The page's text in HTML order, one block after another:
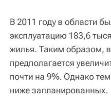
В 2011 году в области
эксплуатацию 183,6
жилья. Таким образом,
предполагается
почти на 9%. Однако
ниже запланированных.